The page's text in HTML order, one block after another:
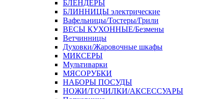
БЛЕНДЕРЫ
БЛИННИЦЫ электрические
Вафельницы/Тостеры/Грили
ВЕСЫ КУХОННЫЕ/Безмены
Ветчинницы
Духовки/Жаровочные шкафы
МИКСЕРЫ
Мультиварки
МЯСОРУБКИ
НАБОРЫ ПОСУДЫ
НОЖИ/ТОЧИЛКИ/АКСЕССУАРЫ